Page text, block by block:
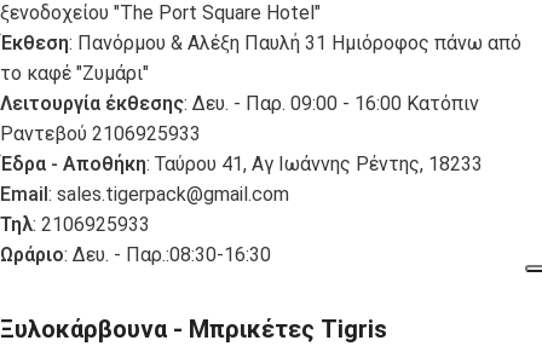
ξενοδοχείου "The Port Square Hotel"
Έκθεση: Πανόρμου & Αλέξη Παυλή 31 Ημιόροφος πάνω από
το καφέ "Ζυμάρι"
Λειτουργία έκθεσης: Δευ. - Παρ. 09:00 - 16:00 Κατόπιν
Ραντεβού 2106925933
Έδρα - Αποθήκη: Ταύρου 41, Αγ Ιωάννης Ρέντης, 18233
Email : sales.tigerpack@gmail.com
Τηλ: 2106925933
Ωράριο: Δευ. - Παρ.:08:30-16:30
Ξυλοκάρβουνα - Μπρικέτες Tigris